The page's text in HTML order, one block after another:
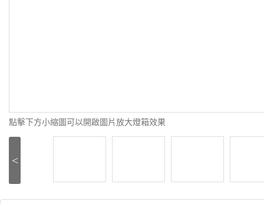
點擊下方小縮圖可以開啟圖片放大燈箱效果
<